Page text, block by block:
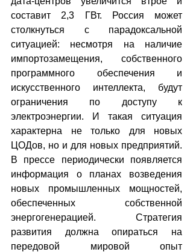
составит 2,3 ГВт. Россия может
столкнуться с парадоксальной
ситуацией: несмотря на наличие
импортозамещения, собственного
программного обеспечения и
искусственного интеллекта, будут
ограничения по доступу к
электроэнергии. И такая ситуация
характерна не только для новых
ЦОДов, но и для новых предприятий.
В прессе периодически появляется
информация о планах возведения
новых промышленных мощностей,
обеспеченных собственной
энергогенерацией. Стратегия
развития должна опираться на
передовой мировой опыт